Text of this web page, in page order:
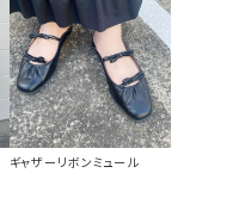
ギャザーリボンミュール